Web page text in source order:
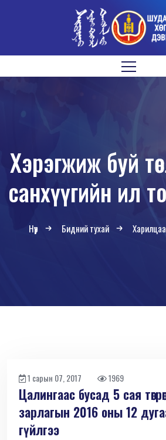
Хэрэгжиж буй
санхүүгийн ил
Нүүр Бидний тухай
1 сарын 07, 2017 1969
Цалингаас бусад 5 сая
зарлагын 2016 оны 12
гүйлгээ